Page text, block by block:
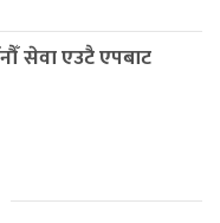
सेवा एउटै एपबाट